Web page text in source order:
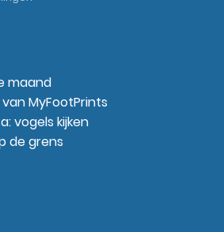
maand
MyFootPrints
vogels kijken
de grens